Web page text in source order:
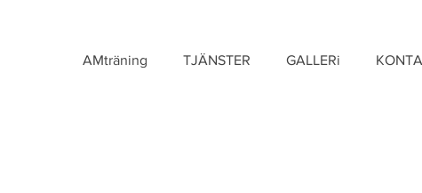
AMträning TJÄNSTER GALLERi